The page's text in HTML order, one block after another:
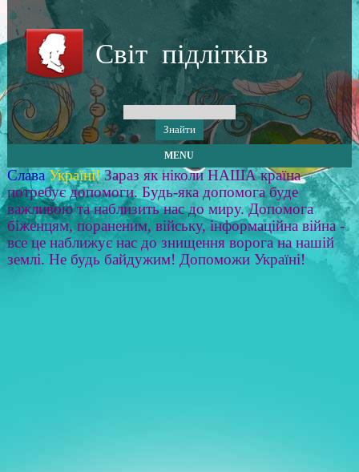
Світ підлітків
MENU
Слава Україні! Зараз як ніколи НАША країна
потребує допомоги. Будь-яка допомога буде
важливою та наблизить нас до миру. Допомога
біженцям, пораненим, війську, інформаційна війна -
все це наближує нас до знищення ворога на нашій
землі. Не будь байдужим! Допоможи Україні!